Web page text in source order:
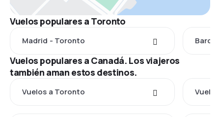
Vuelos populares a Toronto
Madrid - Toronto
Vuelos populares a Canadá. Los viajeros
también aman estos destinos.
Vuelos a Toronto